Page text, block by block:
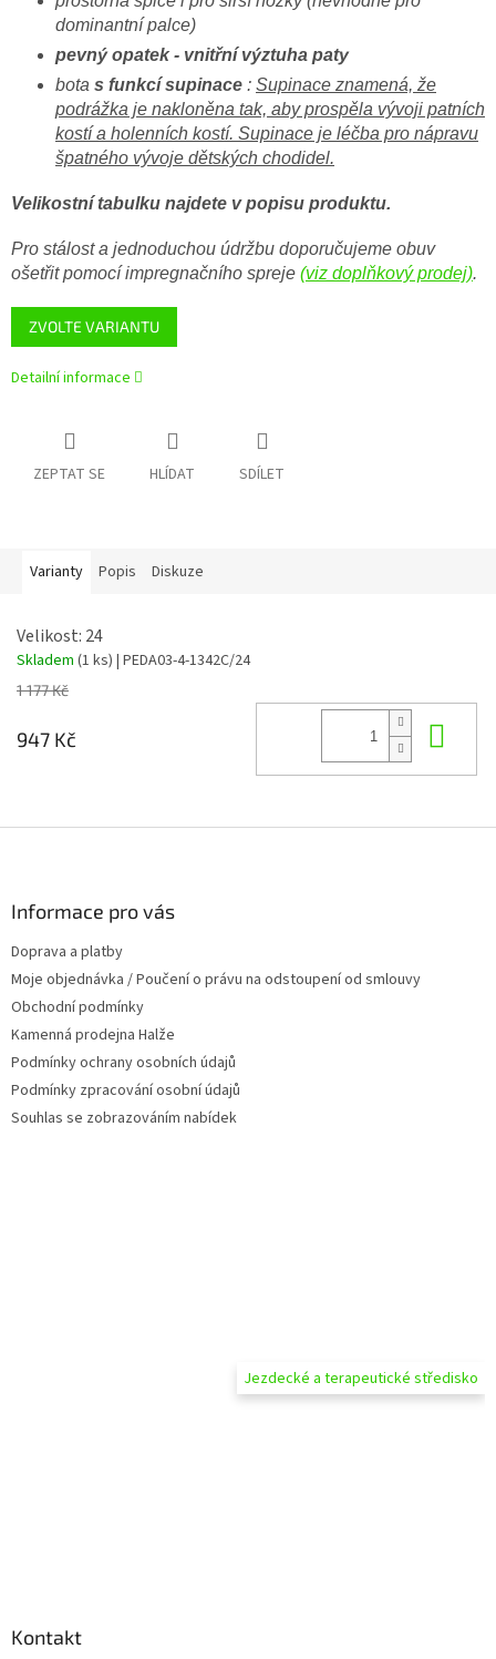
ZVOLTE VARIANTU
dominantní palce)
pevný opatek - vnitřní výztuha paty
bota s funkcí supinace : Supinace znamená, že
podrážka je nakloněna tak, aby prospěla vývoji patních
kostí a holenních kostí. Supinace je léčba pro nápravu
špatného vývoje dětských chodidel.
Velikostní tabulku najdete v popisu produktu.
Pro stálost a jednoduchou údržbu doporučujeme obuv
ošetřit pomocí impregnačního spreje (viz doplňkový prodej).
Detailní informace
ZEPTAT SE HLÍDAT SDÍLET
Varianty Popis Diskuze
Velikost: 24
Skladem (1 ks) | PEDA03-4-1342C/24
1 177 Kč
947 Kč
Informace pro vás
Doprava a platby
Moje objednávka / Poučení o právu na odstoupení od smlouvy
Obchodní podmínky
Kamenná prodejna Halže
Podmínky ochrany osobních údajů
Podmínky zpracování osobní údajů
Souhlas se zobrazováním nabídek
Jezdecké a terapeutické středisko
Kontakt